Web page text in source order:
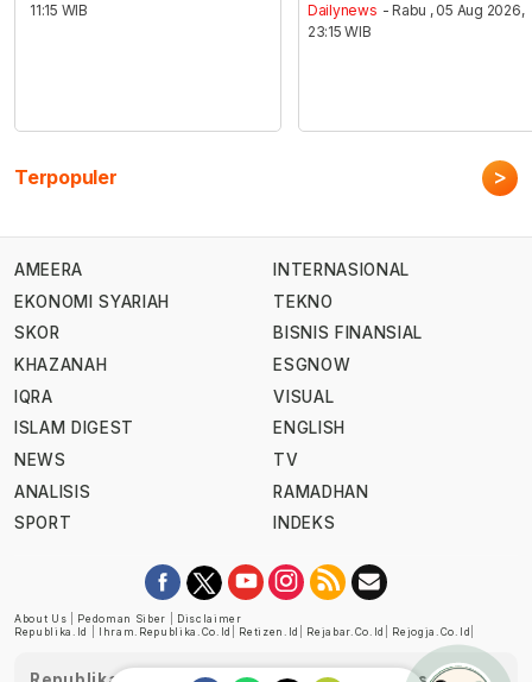
11:15 WIB
Dailynews - Rabu , 05 Aug 2026,
23:15 WIB
Terpopuler >
AMEERA
EKONOMI SYARIAH
SKOR
KHAZANAH
IQRA
ISLAM DIGEST
NEWS
ANALISIS
SPORT
INTERNASIONAL
TEKNO
BISNIS FINANSIAL
ESGNOW
VISUAL
ENGLISH
TV
RAMADHAN
INDEKS
About Us Pedoman Siber
Disclaimer
Republika.id
Ihram.republika.co.id Retizen.id Rejabar.co.id Rejogja.co.id